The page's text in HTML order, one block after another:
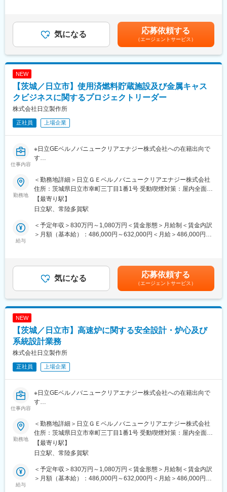
賃＋共益費）の物件を上限として半分を支給いたします。他にも
家族手当制度等がございます。
◆福利厚生「SS&CU制度」：
エンジニア（技術社員）を対象に、キャリアチェンジを支援する
ともなうリスクを気にすることなく、社内で自分の新しいキャリ
アを形成し、可能性を広げることが可能です。シフトしたことに
よって上がった派遣料金が一定基準を超えた場合、給与に還元し
ております。
変更の範囲：会社の定める業務
◆使用ツール：
Python、C＃
◆エンジニアとしてのご活躍例：
方
・マネジメントの道ではなく専門エンジニアスペシャリストとし
て活躍したいと思いご入社された方
・エンジニアのスキルをもっと磨きたい、市場価値をあげたいと
思いご入社された方
◆働く環境：
全社月平均残業時間：20時間
年休：120日程度
定年：65歳です。その後も１年更新での契約社員としてご活躍い
ただけます。
手厚い福利厚生：配属先への勤務に伴う引っ越し費用に関して
は、会社が全額負担します。家賃補助の金額に関して、6万円（家
家族手当制度等がございます。
◎異なる分野・異なる業種へのチャレンジも可能
◎管理職・マネジメントやスペシャリストなど思考に合わせ選択
できる
◆スキルアップ支援体制：
広いトピックスを用意
◎スキルUPが給与UPにつながる！アカデミー制度で取得した単
位に応じて給与UPが行われる仕組み
◎専門教育機関で技術取得が目指せる！
の金額であり、選考を通じて上下する可能性があります。月給(月
額)は固定手当を含めた表記です。
気になる 応募依頼する
（エージェントサービス）
NEW
【茨城／日立市】使用済燃料貯蔵施設及び金属キャス
クビジネスに関するプロジェクトリーダー
株式会社日立製作所
正社員 上場企業
仕事内容
※日立GEベルノバニュークリアエナジー株式会社への在籍出向で
す
受注済キャスクの製造（製造するための許認可（貯蔵施設含む）
対応等も含む）の推進担当 ・新規受注に向けた提案担当
【職務概要】
各原子力発電所（廃止措置プラント、再稼働プラント）の、金属
キャスク、貯蔵施設の提案から納入を担うプロジェクト活動の推
進を担当する。
して、顧客が抱える課題を発見し、社内リソースを活用して顧客
の課題を提案する活動が受注前活動の中心となる。
提案にあたっては、競合他社・市場の動向、顧客ニーズ、最新の
【働く環境】
1）入社後、当面はベテランプロジェクトエンジニアと顧客、社
内、関係会社を廻り、業務内容を習得し、人脈を築いていく。基
礎的なプロジェクトマネジメント教育として、PMO主催のプロジ
2）在宅勤務可能であり、出社頻度もプロジェクト状況に応じて設
茨城で行っていただきますが、その後については柔軟に勤務地は
検討可能です。（詳細については選考を通してご相談できればと
思います。）
【出向先】
・企業名：日立GEベルノバニュークリアエナジー株式会社
・形態：在籍出向
勤務地
＜勤務地詳細＞日立ＧＥベルノバニュークリアエナジー株式会社
住所：茨城県日立市幸町三丁目1番1号 受動喫煙対策：屋内全面禁
煙変更の範囲：勤務地補足欄に記載
【最寄り駅】
日立駅、常陸多賀駅
給与
＜予定年収＞830万円～1,080万円＜賃金形態＞月給制＜賃金内訳
＞月額（基本給）：486,000円～632,000円＜月給＞486,000円～
額であり、選考を通じて上下する可能性があります。月給(月額)は
固定手当を含めた表記です。
気になる 応募依頼する
（エージェントサービス）
NEW
【茨城／日立市】高速炉に関する安全設計・炉心及び
系統設計業務
株式会社日立製作所
正社員 上場企業
仕事内容
※日立GEベルノバニュークリアエナジー株式会社への在籍出向で
す
【配属組織について（概要・ミッション）】
発電過程でCO2を排出することがない原子力発電は、地球温暖化
の防止をはじめとする日立グループの環境への取り組みの大きな
柱となっています。
日立GEベルノバニュークリアエナジーは、原子力発電の使用済燃
料について高レベル放射性廃棄物の減容や潜在的有害度低減及び
資源有効利用を担う高速炉開発への取り組みを推進しておりま
勤務地
＜勤務地詳細＞日立ＧＥベルノバニュークリアエナジー株式会社
住所：茨城県日立市幸町三丁目1番1号 受動喫煙対策：屋内全面禁
煙変更の範囲：勤務地補足欄に記載
【最寄り駅】
日立駅、常陸多賀駅
給与
＜予定年収＞830万円～1,080万円＜賃金形態＞月給制＜賃金内訳
＞月額（基本給）：486,000円～632,000円＜月給＞486,000円～